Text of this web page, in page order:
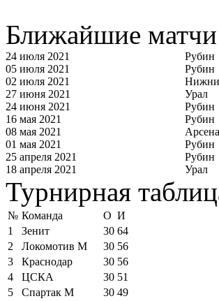
Ближайшие
24 июля 2021
Рубин
05 июля 2021
Рубин
02 июля 2021
27 июня 2021
Урал
24 июня 2021
Рубин
16 мая 2021
Рубин
08 мая 2021
01 мая 2021
Рубин
25 апреля 2021
Рубин
18 апреля 2021
Урал
Турнирная
№ Команда О И
1
Зенит 30 64
2
Локомотив М 30 56
3
Краснодар 30 56
4
ЦСКА 30 51
5
Спартак М 30 49